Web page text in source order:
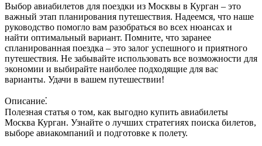
Выбор авиабилетов для поездки из Москвы в Курган – это
важный этап планирования путешествия. Надеемся, что наше
руководство помогло вам разобраться во всех нюансах и
найти оптимальный вариант. Помните, что заранее
спланированная поездка – это залог успешного и приятного
путешествия. Не забывайте использовать все возможности для
экономии и выбирайте наиболее подходящие для вас
варианты. Удачи в вашем путешествии!
Описание⁚
Полезная статья о том, как выгодно купить авиабилеты
Москва Курган. Узнайте о лучших стратегиях поиска билетов,
выборе авиакомпаний и подготовке к полету.